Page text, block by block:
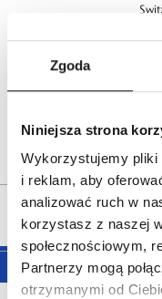
Zgoda
Niniejsza strona
Wykorzystujemy pliki
i reklam, aby
analizować ruch w
korzystasz z naszej
społecznościowym,
Partnerzy mogą
otrzymanymi od
Dystrybutor:
ul.
Opis produktu
Wysyłka